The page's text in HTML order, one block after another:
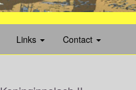
Links Contact